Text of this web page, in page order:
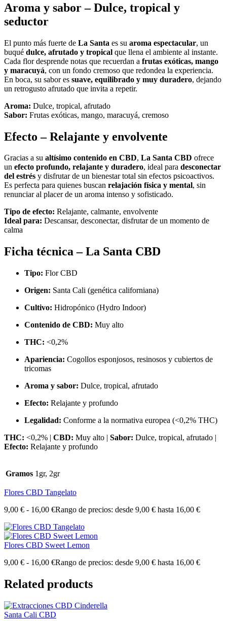
Aroma y sabor – Dulce, tropical y
seductor
El punto más fuerte de La Santa es su aroma espectacular, un
buqué dulce, afrutado y tropical que llena el ambiente al instante.
Cada flor desprende notas que recuerdan a frutas exóticas, mango
y maracuyá, con un fondo cremoso que redondea la experiencia.
En boca, su sabor es suave, equilibrado y muy duradero, dejando
un retrogusto afrutado que invita a repetir.
Aroma: Dulce, tropical, afrutado
Sabor: Frutas exóticas, mango, maracuyá, cremoso
Efecto – Relajante y envolvente
Gracias a su altísimo contenido en CBD, La Santa CBD ofrece
un efecto profundo, relajante y duradero, ideal para desconectar
del estrés y disfrutar de un bienestar total sin efectos psicoactivos.
Es perfecta para quienes buscan relajación física y mental, sin
renunciar al placer de un aroma intenso y sofisticado.
Tipo de efecto: Relajante, calmante, envolvente
Ideal para: Descansar, desconectar, disfrutar de un momento de
calma
Ficha técnica – La Santa CBD
Tipo: Flor CBD
Origen: Santa Cali (genética californiana)
Cultivo: Hidropónico (Hydro Indoor)
Contenido de CBD: Muy alto
THC: <0,2%
Apariencia: Cogollos esponjosos, resinosos y cubiertos de
tricomas
Aroma y sabor: Dulce, tropical, afrutado
Efecto: Relajante y profundo
Legalidad: Conforme a la normativa europea (<0,2% THC)
THC: <0,2% | CBD: Muy alto | Sabor: Dulce, tropical, afrutado |
Efecto: Relajante y profundo
Gramos 1gr, 2gr
Flores CBD Tangelato
9,00 € - 16,00 €Rango de precios: desde 9,00 € hasta 16,00 €
Flores CBD Sweet Lemon
9,00 € - 16,00 €Rango de precios: desde 9,00 € hasta 16,00 €
Related products
Santa Cali CBD